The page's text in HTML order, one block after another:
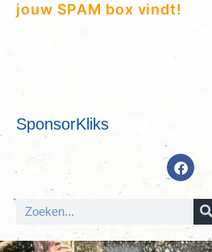
jouw SPAM box vindt!
SponsorKliks